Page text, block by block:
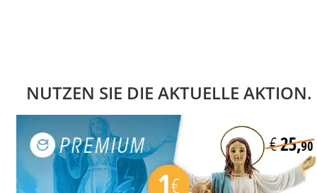
NUTZEN SIE DIE AKTUELLE AKTION.